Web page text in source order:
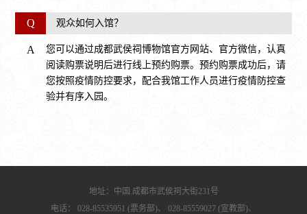
Q 观众如何入馆？
A
您可以通过成都武侯祠博物馆官方网站、官方微信，认真
阅读购票说明后进行线上预约购票。预约购票成功后，请
您按照疫情防控要求，配合我馆工作人员进行疫情防控查
验并有序入园。
地址：中国.成都市武侯祠大街231号
电话：
028-85535951 (票务部)、
028-85559027 (宣教部)、